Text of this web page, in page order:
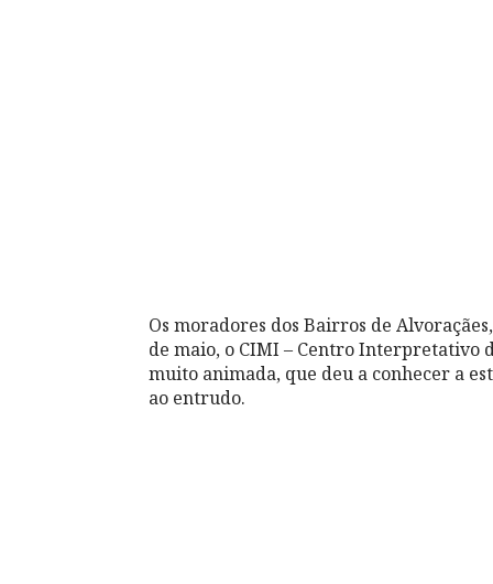
Os moradores dos Bairros de
de maio, o CIMI – Centro Interpretativo
muito animada, que deu a conhecer a
ao entrudo.